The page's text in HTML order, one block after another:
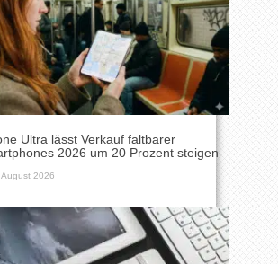
Ultra lässt Verkauf faltbarer
2026 um 20 Prozent steigen
August 2026